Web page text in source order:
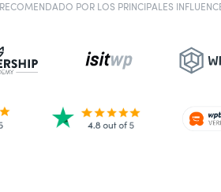
RECOMENDADO POR LOS PRINCIPALES